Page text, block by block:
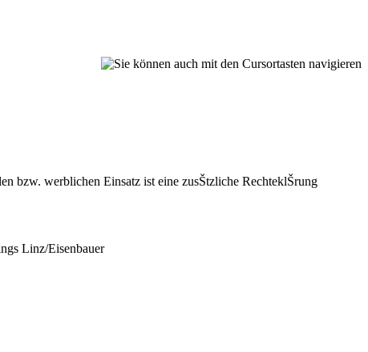
bzw. werblichen Einsatz ist eine zusŠtzliche RechteklŠrung
Linz/Eisenbauer